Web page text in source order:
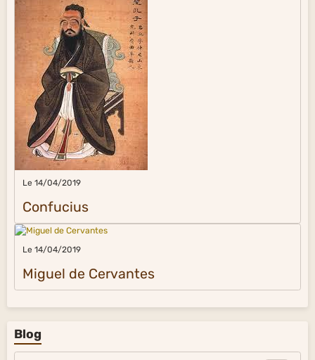
Le 14/04/2019
Confucius
Le 14/04/2019
Miguel de Cervantes
Blog